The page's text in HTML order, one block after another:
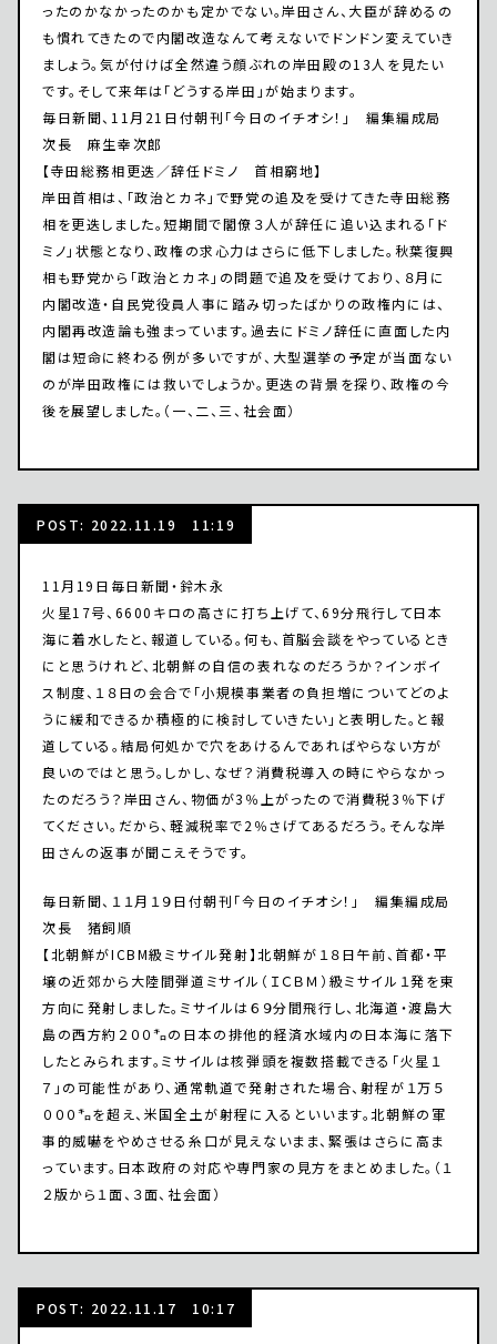
ったのかなかったのかも定かでない。岸田さん、大臣が辞めるの
も慣れてきたので内閣改造なんて考えないでドンドン変えていき
ましょう。気が付けば全然違う顔ぶれの岸田殿の13人を見たい
です。そして来年は「どうする岸田」が始まります。
毎日新聞、11月21日付朝刊「今日のイチオシ！」 編集編成局
次長 麻生幸次郎
【寺田総務相更迭／辞任ドミノ 首相窮地】
岸田首相は、「政治とカネ」で野党の追及を受けてきた寺田総務
相を更迭しました。短期間で閣僚３人が辞任に追い込まれる「ド
ミノ」状態となり、政権の求心力はさらに低下しました。秋葉復興
相も野党から「政治とカネ」の問題で追及を受けており、８月に
内閣改造・自民党役員人事に踏み切ったばかりの政権内には、
内閣再改造論も強まっています。過去にドミノ辞任に直面した内
閣は短命に終わる例が多いですが、大型選挙の予定が当面ない
のが岸田政権には救いでしょうか。更迭の背景を探り、政権の今
後を展望しました。（一、二、三、社会面）
POST: 2022.11.19 11:19
11月19日毎日新聞・鈴木永
火星17号、6600キロの高さに打ち上げて、69分飛行して日本
海に着水したと、報道している。何も、首脳会談をやっているとき
にと思うけれど、北朝鮮の自信の表れなのだろうか？インボイ
ス制度、１８日の会合で「小規模事業者の負担増についてどのよ
うに緩和できるか積極的に検討していきたい」と表明した。と報
道している。結局何処かで穴をあけるんであればやらない方が
良いのではと思う。しかし、なぜ？消費税導入の時にやらなかっ
たのだろう？岸田さん、物価が3％上がったので消費税3％下げ
てください。だから、軽減税率で2％さげてあるだろう。そんな岸
田さんの返事が聞こえそうです。
毎日新聞、１１月１９日付朝刊「今日のイチオシ！」 編集編成局
次長 猪飼順
【北朝鮮がICBM級ミサイル発射】北朝鮮が１８日午前、首都・平
壌の近郊から大陸間弾道ミサイル（ＩＣＢＭ）級ミサイル１発を東
方向に発射しました。ミサイルは６９分間飛行し、北海道・渡島大
島の西方約２００㌔の日本の排他的経済水域内の日本海に落下
したとみられます。ミサイルは核弾頭を複数搭載できる「火星１
７」の可能性があり、通常軌道で発射された場合、射程が１万５
０００㌔を超え、米国全土が射程に入るといいます。北朝鮮の軍
事的威嚇をやめさせる糸口が見えないまま、緊張はさらに高ま
っています。日本政府の対応や専門家の見方をまとめました。（１
２版から１面、３面、社会面）
POST: 2022.11.17 10:17